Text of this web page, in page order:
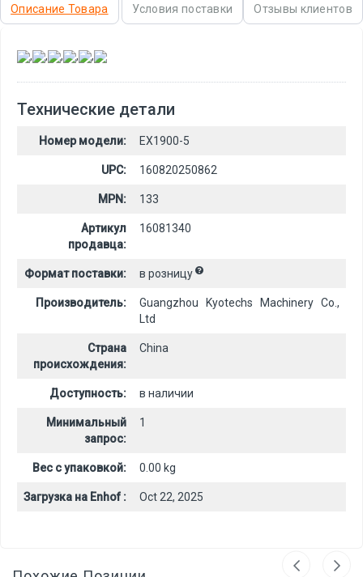
Описание Товара Условия поставки Отзывы клиентов
, , , , ,
Технические детали
Номер модели: EX1900-5
UPC: 160820250862
MPN: 133
Артикул
продавца:
16081340
Формат поставки: в розницу
Производитель:
Guangzhou Kyotechs Machinery Co.,
Ltd
Страна
происхождения:
China
Доступность: в наличии
Минимальный
запрос:
1
Вес с упаковкой: 0.00 kg
Загрузка на Enhof : Oct 22, 2025